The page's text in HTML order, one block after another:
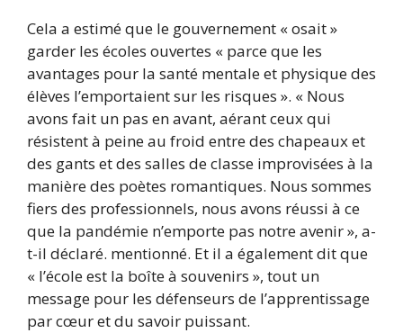
Cela a estimé que le gouvernement « osait »
garder les écoles ouvertes « parce que les
avantages pour la santé mentale et physique des
élèves l’emportaient sur les risques ». « Nous
avons fait un pas en avant, aérant ceux qui
résistent à peine au froid entre des chapeaux et
des gants et des salles de classe improvisées à la
manière des poètes romantiques. Nous sommes
fiers des professionnels, nous avons réussi à ce
que la pandémie n’emporte pas notre avenir », a-
t-il déclaré. mentionné. Et il a également dit que
« l’école est la boîte à souvenirs », tout un
message pour les défenseurs de l’apprentissage
par cœur et du savoir puissant.